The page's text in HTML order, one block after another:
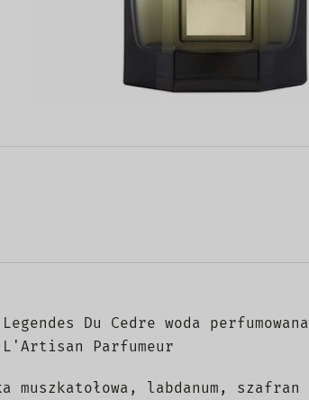
Legendes Du Cedre woda perfumowana
L'Artisan Parfumeur
muszkatołowa, labdanum, szafran